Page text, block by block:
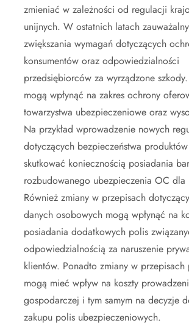
zmieniać w zależności od regulacji
unijnych. W ostatnich latach
zwiększania wymagań dotyczących
konsumentów oraz odpowiedzialności
przedsiębiorców za wyrządzone
mogą wpłynąć na zakres ochrony
towarzystwa ubezpieczeniowe oraz
Na przykład wprowadzenie nowych
dotyczących bezpieczeństwa
skutkować koniecznością posiadania
rozbudowanego ubezpieczenia OC dla
Również zmiany w przepisach
danych osobowych mogą wpłynąć na
posiadania dodatkowych polis
odpowiedzialnością za naruszenie
klientów. Ponadto zmiany w
mogą mieć wpływ na koszty
gospodarczej i tym samym na decyzje
zakupu polis ubezpieczeniowych.